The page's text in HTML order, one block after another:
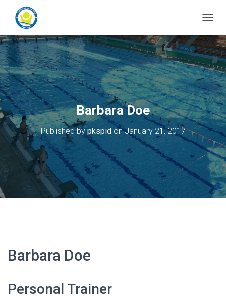
o
g
g
l
e
N
a
v
i
a
t
i
o
n
Barbara Doe
Published bypkspidonJanuary 21, 2017
Barbara Doe
Personal Trainer